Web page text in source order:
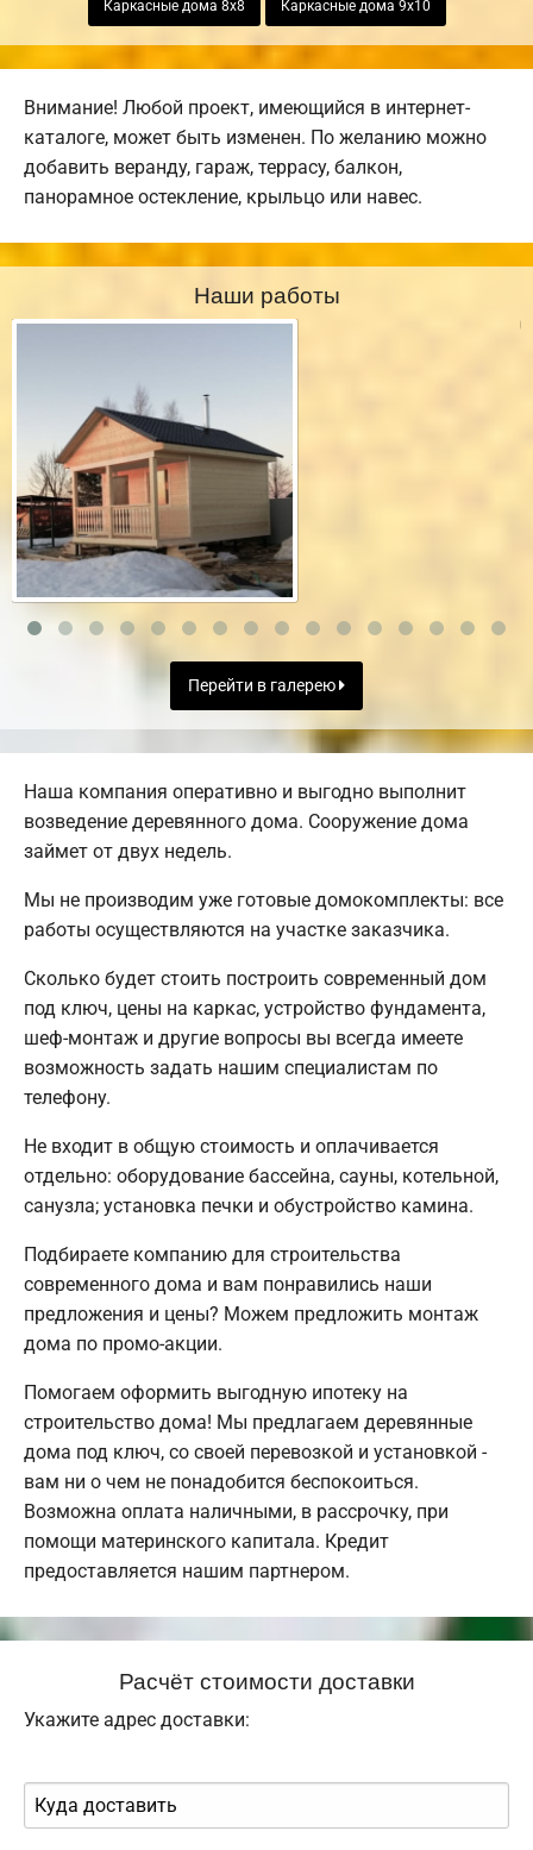
Каркасные дома 8х8 Каркасные дома 9х10
Внимание! Любой проект, имеющийся в интернет-
каталоге, может быть изменен. По желанию можно
добавить веранду, гараж, террасу, балкон,
панорамное остекление, крыльцо или навес.
Наши работы
Перейти в галерею
Наша компания оперативно и выгодно выполнит
возведение деревянного дома. Сооружение дома
займет от двух недель.
Мы не производим уже готовые домокомплекты: все
работы осуществляются на участке заказчика.
Сколько будет стоить построить современный дом
под ключ, цены на каркас, устройство фундамента,
шеф-монтаж и другие вопросы вы всегда имеете
возможность задать нашим специалистам по
телефону.
Не входит в общую стоимость и оплачивается
отдельно: оборудование бассейна, сауны, котельной,
санузла; установка печки и обустройство камина.
Подбираете компанию для строительства
современного дома и вам понравились наши
предложения и цены? Можем предложить монтаж
дома по промо-акции.
Помогаем оформить выгодную ипотеку на
строительство дома! Мы предлагаем деревянные
дома под ключ, со своей перевозкой и установкой -
вам ни о чем не понадобится беспокоиться.
Возможна оплата наличными, в рассрочку, при
помощи материнского капитала. Кредит
предоставляется нашим партнером.
Расчёт стоимости доставки
Укажите адрес доставки: